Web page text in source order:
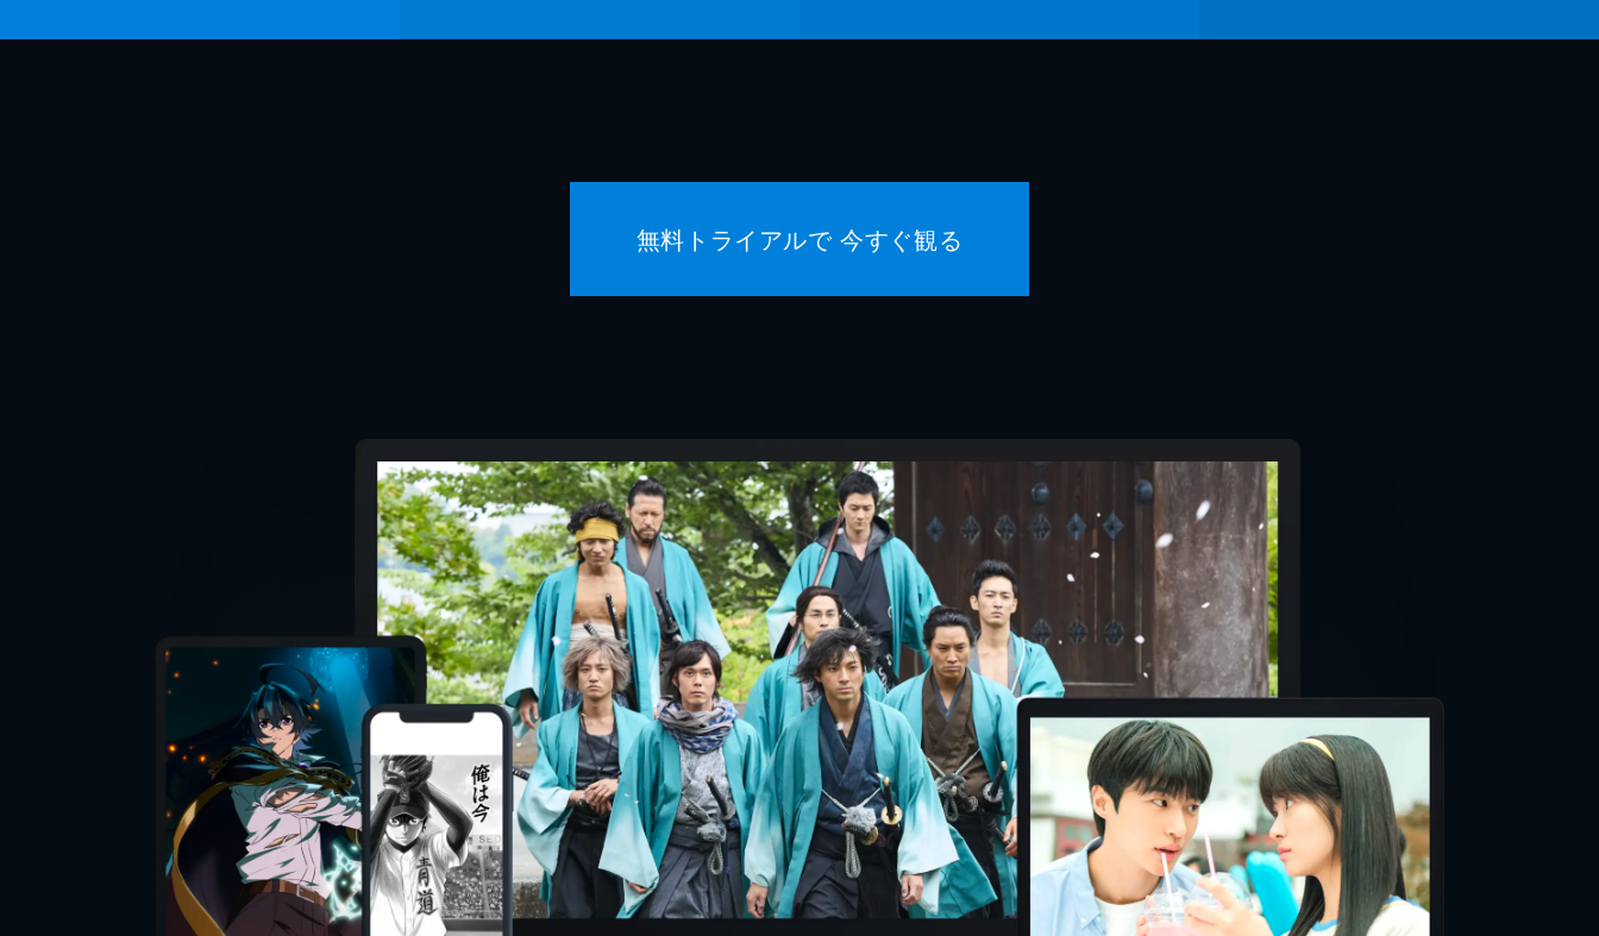
無料トライアルで 今すぐ観る